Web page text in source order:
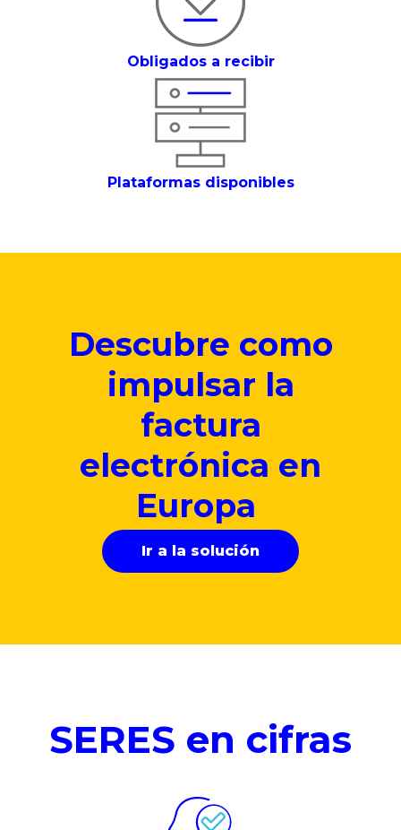
Obligados a recibir
Plataformas disponibles
Descubre como
impulsar la
factura
electrónica en
Europa
Ir a la solución
SERES en cifras